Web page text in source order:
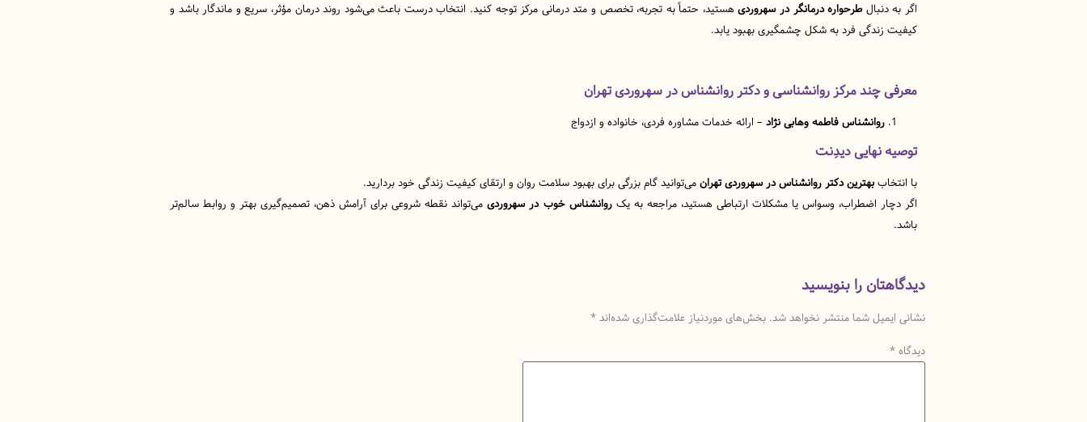
اگر به دنبالطرحواره درمانگر در سهروردیهستید، حتماً به تجربه، تخصص و متد درمانی مرکز توجه کنید. انتخاب درست باعث می‌شود روند درمان مؤثر، سریع و ماندگار باشد و
کیفیت زندگی فرد به شکل چشمگیری بهبود یابد.
معرفی چند مرکز روانشناسی و دکتر روانشناس در سهروردی تهران
روانشناس فاطمه وهابی نژاد – ارائه خدمات مشاوره فردی، خانواده و ازدواج
توصیه نهایی دیدِنت
با انتخاب بهترین دکتر روانشناس در سهروردی تهران می‌توانید گام بزرگی برای بهبود سلامت روان و ارتقای کیفیت زندگی خود بردارید.
اگر دچار اضطراب، وسواس یا مشکلات ارتباطی هستید، مراجعه به یکروانشناس خوب در سهروردیمی‌تواند نقطه شروعی برای آرامش ذهن، تصمیم‌گیری بهتر و روابط سالم‌تر
باشد.
دیدگاهتان را بنویسید
نشانی ایمیل شما منتشر نخواهد شد. بخش‌های موردنیاز علامت‌گذاری شده‌اند *
دیدگاه *